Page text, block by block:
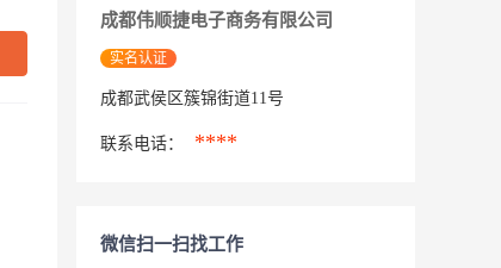
成都伟顺捷电子商务有限公司
实名认证
成都武侯区簇锦街道11号
联系电话： ****
微信扫一扫找工作